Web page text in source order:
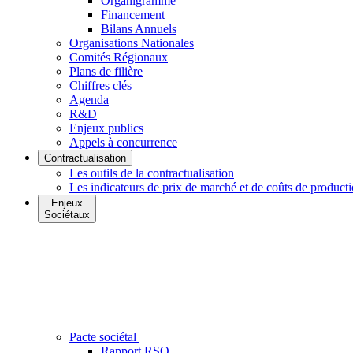
Financement
Bilans Annuels
Organisations Nationales
Comités Régionaux
Plans de filière
Chiffres clés
Agenda
R&D
Enjeux publics
Appels à concurrence
Contractualisation
Les outils de la contractualisation
Les indicateurs de prix de marché et de coûts de
Enjeux
Sociétaux
Pacte sociétal